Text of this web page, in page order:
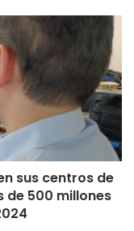
sus centros de
de 500 millones